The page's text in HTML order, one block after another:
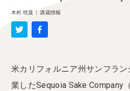
木村 咲貴 |酒蔵情報
米カリフォルニア州サンフラ
業したSequoia Sake Company